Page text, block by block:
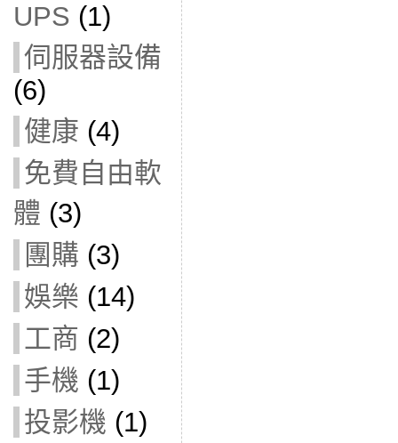
UPS (1)
伺服器設備
(6)
健康 (4)
免費自由軟
體 (3)
團購 (3)
娛樂 (14)
工商 (2)
手機 (1)
投影機 (1)